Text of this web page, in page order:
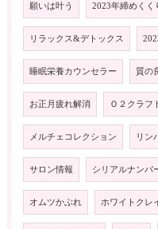
願いは叶う 2023年締めくく
リラックス&デトックス
睡眠栄養カウンセラー 質の
お正月疲れ解消 Ｏ２クラフ
メルチェコレクション リン
サロン情報 シリアルナンバ
オムツかぶれ ホワイトクレ